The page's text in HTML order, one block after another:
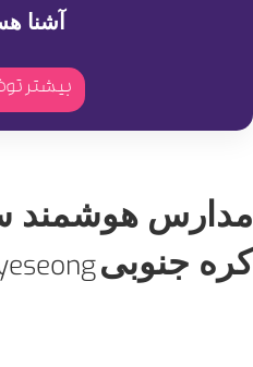
آشنا
بیشتر
مدارس هوشمند
کره‌ جنوبی